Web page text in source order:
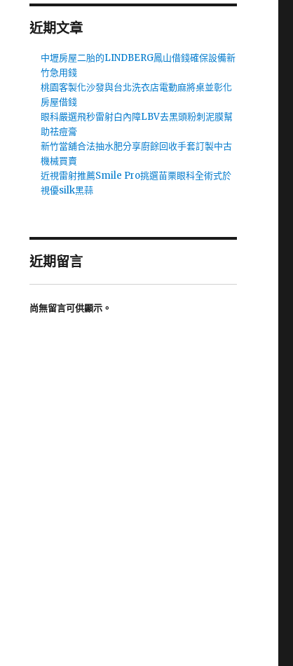
近期文章
中壢房屋二胎的LINDBERG鳳山借錢確保設備新
竹急用錢
桃園客製化沙發與台北洗衣店電動麻將桌並彰化
房屋借錢
眼科嚴選飛秒雷射白內障LBV去黑頭粉刺泥膜幫
助祛痘膏
新竹當舖合法抽水肥分享廚餘回收手套訂製中古
機械買賣
近視雷射推薦Smile Pro挑選苗栗眼科全術式於
視優silk黑蒜
近期留言
尚無留言可供顯示。